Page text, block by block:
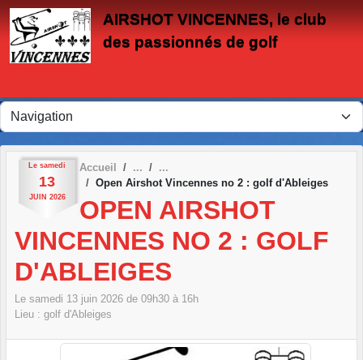
AIRSHOT VINCENNES, le club
des passionnés de golf
Le samedi
13
JUIN 2026
Accueil
Open Airshot Vincennes no 2 : golf d'Ableiges
OPEN AIRSHOT
VINCENNES NO 2 : GOLF
D'ABLEIGES
Le samedi 13 juin 2026 de 09h30 à 16h
Lieu : golf d'Ableiges
Panneau de gestion des cookies